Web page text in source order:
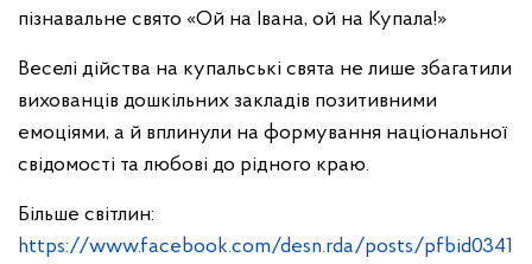
пізнавальне свято «Ой на Івана, ой на Купала!»
Веселі дійства на купальські свята не лише збагатили
вихованців дошкільних закладів позитивними
емоціями, а й вплинули на формування національної
свідомості та любові до рідного краю.
Більше світлин:
https://www.facebook.com/desn.rda/posts/pfbid0341